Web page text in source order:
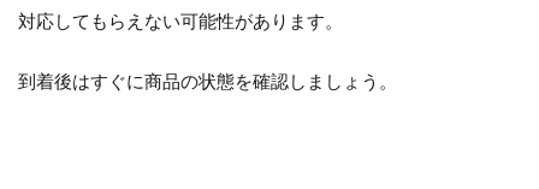
対応してもらえない可能性があります。
到着後はすぐに商品の状態を確認しましょう。